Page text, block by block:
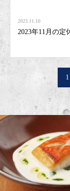
2023.11.10
2023年11月の定
1